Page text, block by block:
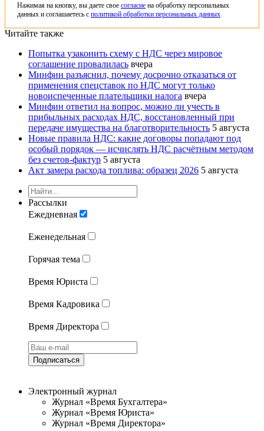
Нажимая на кнопку, вы даете свое согласие на обработку персональных
данных и соглашаетесь с политикой обработки персональных данных
Читайте также
Попытка узаконить схему с НДС через мировое
соглашение провалилась вчера
Минфин разъяснил, почему досрочно отказаться от
применения спецставок по НДС могут только
новоиспеченные плательщики налога вчера
Минфин ответил на вопрос, можно ли учесть в
прибыльных расходах НДС, восстановленный при
передаче имущества на благотворительность 5 августа
Новые правила НДС: какие договоры попадают под
особый порядок — исчислять НДС расчётным методом
без счетов-фактур 5 августа
Акт замера расхода топлива: образец 2026 5 августа
Рассылки
Ежедневная
Еженедельная
Горячая тема
Время Юриста
Время Кадровика
Время Директора
Подписаться
Электронный журнал
Журнал «Время Бухгалтера»
Журнал «Время Юриста»
Журнал «Время Директора»